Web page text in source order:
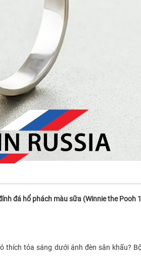
đá hổ phách màu sữa (Winnie the Pooh
thích tỏa sáng dưới ánh đèn sân khấu?